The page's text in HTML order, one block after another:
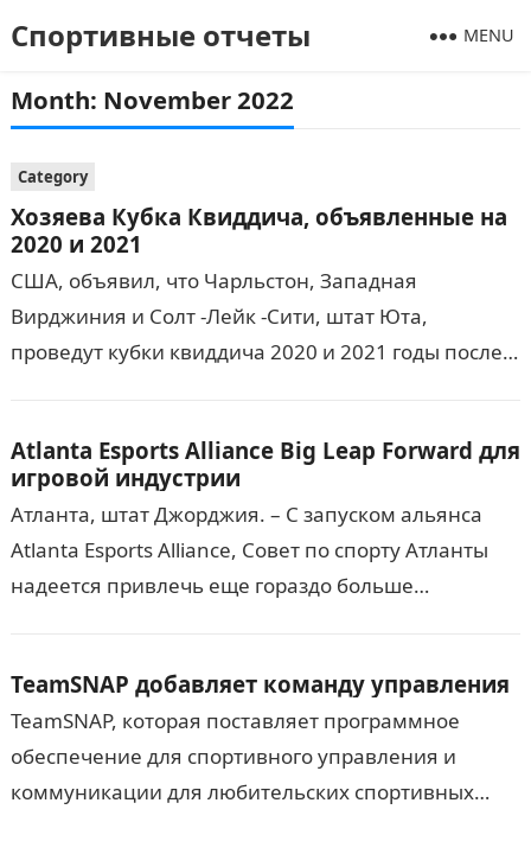
Спортивные отчеты MENU
Month: November 2022
Category
Хозяева Кубка Квиддича, объявленные на
2020 и 2021
США, объявил, что Чарльстон, Западная
Вирджиния и Солт -Лейк -Сити, штат Юта,
проведут кубки квиддича 2020 и 2021 годы после
Atlanta Esports Alliance Big Leap Forward для
игровой индустрии
Атланта, штат Джорджия. – С запуском альянса
Atlanta Esports Alliance, Совет по спорту Атланты
надеется привлечь еще гораздо больше
TeamSNAP добавляет команду управления
TeamSNAP, которая поставляет программное
обеспечение для спортивного управления и
коммуникации для любительских спортивных